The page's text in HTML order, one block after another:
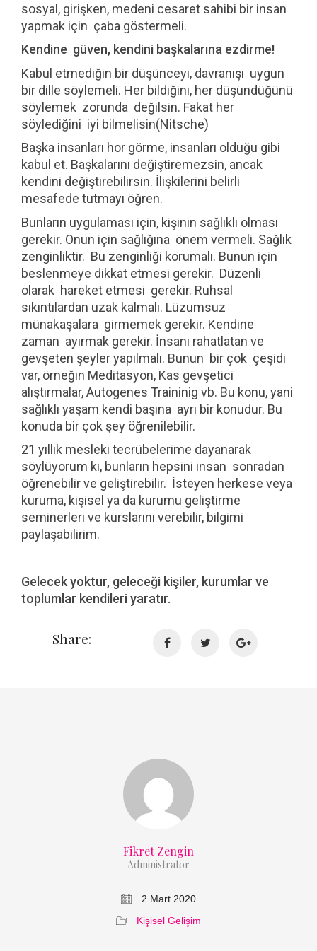
sosyal, girişken, medeni cesaret sahibi bir insan
yapmak için çaba göstermeli.
Kendine güven, kendini başkalarına ezdirme!
Kabul etmediğin bir düşünceyi, davranışı uygun
bir dille söylemeli. Her bildiğini, her düşündüğünü
söylemek zorunda değilsin. Fakat her
söylediğini iyi bilmelisin(Nitsche)
Başka insanları hor görme, insanları olduğu gibi
kabul et. Başkalarını değiştiremezsin, ancak
kendini değiştirebilirsin. İlişkilerini belirli
mesafede tutmayı öğren.
Bunların uygulaması için, kişinin sağlıklı olması
gerekir. Onun için sağlığına önem vermeli. Sağlık
zenginliktir. Bu zenginliği korumalı. Bunun için
beslenmeye dikkat etmesi gerekir. Düzenli
olarak hareket etmesi gerekir. Ruhsal
sıkıntılardan uzak kalmalı. Lüzumsuz
münakaşalara girmemek gerekir. Kendine
zaman ayırmak gerekir. İnsanı rahatlatan ve
gevşeten şeyler yapılmalı. Bunun bir çok çeşidi
var, örneğin Meditasyon, Kas gevşetici
alıştırmalar, Autogenes Traininig vb. Bu konu, yani
sağlıklı yaşam kendi başına ayrı bir konudur. Bu
konuda bir çok şey öğrenilebilir.
21 yıllık mesleki tecrübelerime dayanarak
söylüyorum ki, bunların hepsini insan sonradan
öğrenebilir ve geliştirebilir. İsteyen herkese veya
kuruma, kişisel ya da kurumu geliştirme
seminerleri ve kurslarını verebilir, bilgimi
paylaşabilirim.
Gelecek yoktur, geleceği kişiler, kurumlar ve
toplumlar kendileri yaratır.
Share:
Fikret Zengin
Administrator
2 Mart 2020
Kişisel Gelişim